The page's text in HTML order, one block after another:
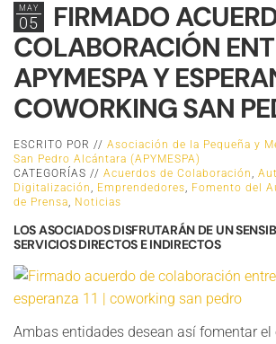
MAY
05
FIRMADO
COLABORACIÓN
APYMESPA Y
COWORKING SAN
ESCRITO POR // Asociación de la Pequeña y
San Pedro Alcántara (APYMESPA)
CATEGORÍAS // Acuerdos de Colaboración
Digitalización
Emprendedores Fomento del
de Prensa
Noticias
LOS ASOCIADOS DISFRUTARÁN DE UN
SERVICIOS DIRECTOS E INDIRECTOS
Ambas entidades desean así fomentar el